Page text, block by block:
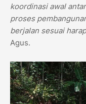
koordinasi awal
proses
berjalan sesuai
Agus.